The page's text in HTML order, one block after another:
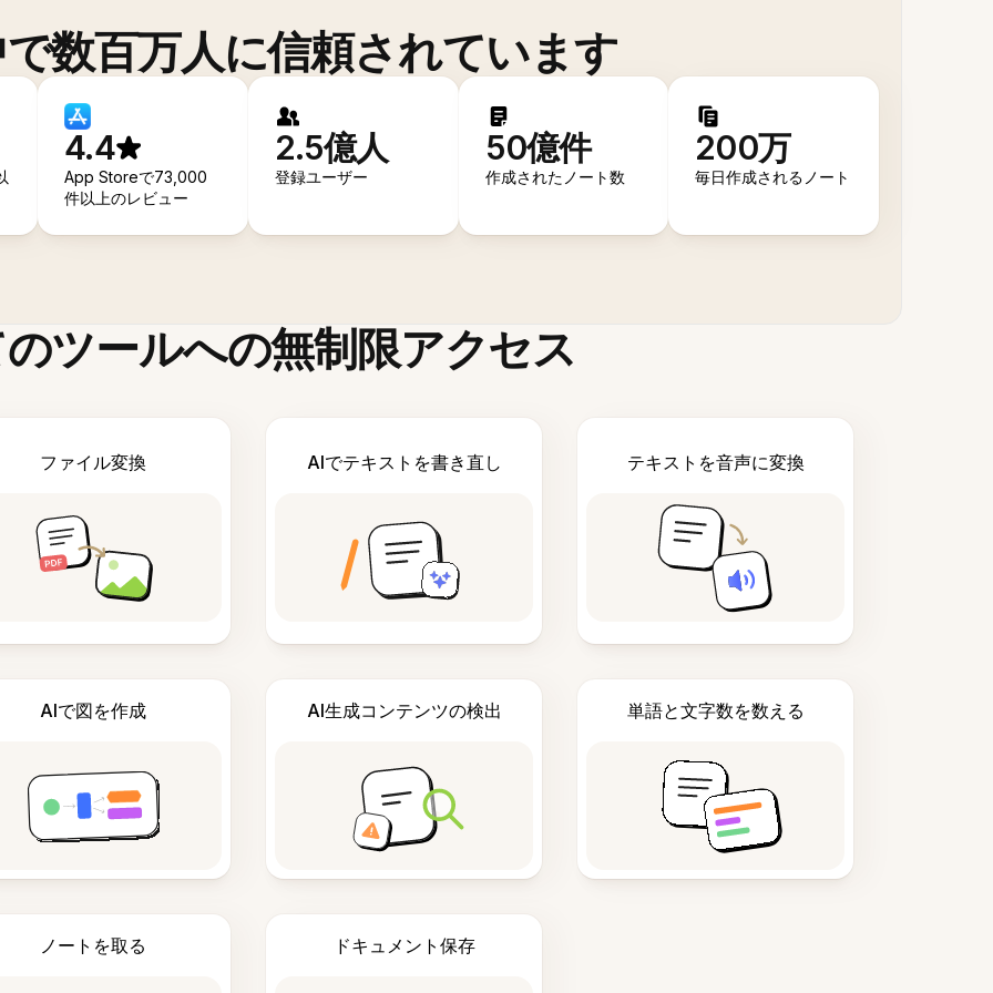
数百万人に信頼されています
4.4
App Storeで73,000
件以上のレビュー
2.5億人
登録ユーザー
50億件
作成されたノート数
200万
毎日作成されるノート
ツールへの無制限アクセス
ファイル変換 AIでテキストを書き直し テキストを音声に変換
AIで図を作成 AI生成コンテンツの検出 単語と文字数を数える
ノートを取る ドキュメント保存